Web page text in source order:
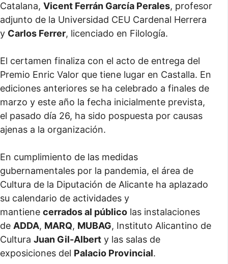
Catalana, Vicent Ferrán García Perales, profesor
adjunto de la Universidad CEU Cardenal Herrera
y Carlos Ferrer, licenciado en Filología.
El certamen finaliza con el acto de entrega del
Premio Enric Valor que tiene lugar en Castalla. En
ediciones anteriores se ha celebrado a finales de
marzo y este año la fecha inicialmente prevista,
el pasado día 26, ha sido pospuesta por causas
ajenas a la organización.
En cumplimiento de las medidas
gubernamentales por la pandemia, el área de
Cultura de la Diputación de Alicante ha aplazado
su calendario de actividades y
mantiene cerrados al público las instalaciones
de ADDA, MARQ, MUBAG, Instituto Alicantino de
Cultura Juan Gil-Albert y las salas de
exposiciones del Palacio Provincial.